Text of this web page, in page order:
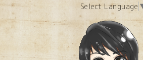
Select Language